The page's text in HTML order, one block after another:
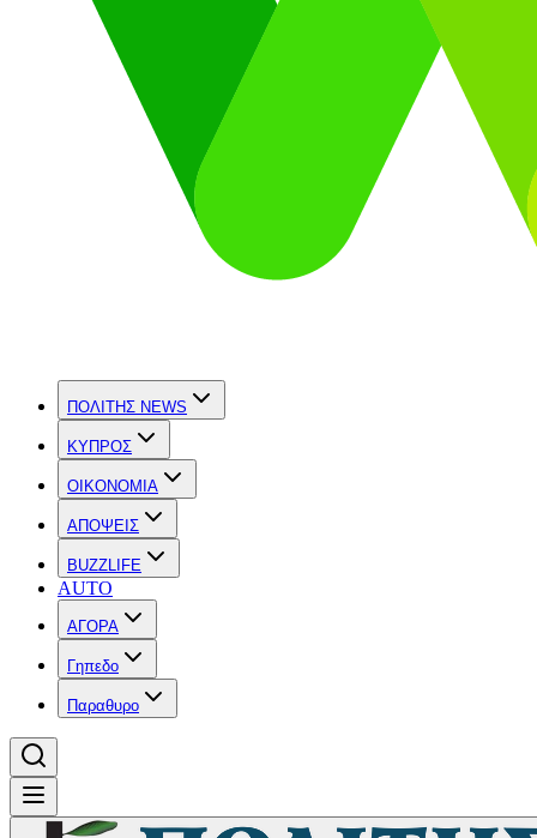
ΠΟΛΙΤΗΣ NEWS
ΚΥΠΡΟΣ
OIKONOMIA
ΑΠΟΨΕΙΣ
BUZZLIFE
AUTO
ΑΓΟΡΑ
Γηπεδο
Παραθυρο